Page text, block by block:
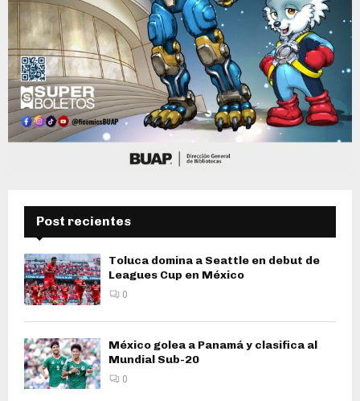
Post recientes
Toluca domina a Seattle en debut de
Leagues Cup en México
0
México golea a Panamá y clasifica al
Mundial Sub-20
0